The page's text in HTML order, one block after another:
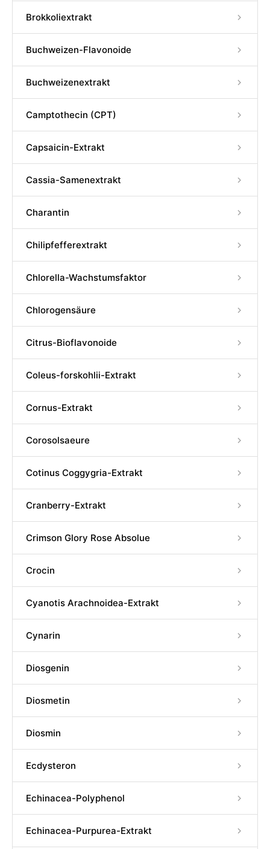
Brokkoliextrakt
Buchweizen-Flavonoide
Buchweizenextrakt
Camptothecin (CPT)
Capsaicin-Extrakt
Cassia-Samenextrakt
Charantin
Chilipfefferextrakt
Chlorella-Wachstumsfaktor
Chlorogensäure
Citrus-Bioflavonoide
Coleus-forskohlii-Extrakt
Cornus-Extrakt
Corosolsaeure
Cotinus Coggygria-Extrakt
Cranberry-Extrakt
Crimson Glory Rose Absolue
Crocin
Cyanotis Arachnoidea-Extrakt
Cynarin
Diosgenin
Diosmetin
Diosmin
Ecdysteron
Echinacea-Polyphenol
Echinacea-Purpurea-Extrakt